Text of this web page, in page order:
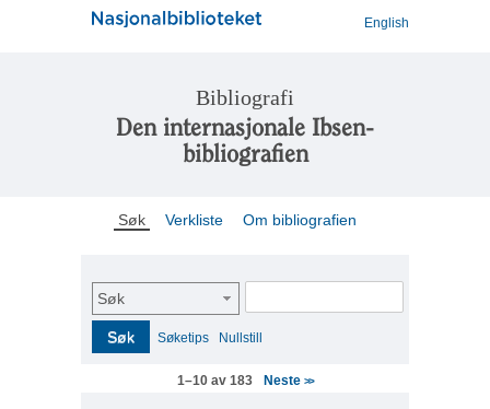
English
Bibliografi
Den internasjonale Ibsen-
bibliografien
Søk Verkliste Om bibliografien
Søk
Søk Søketips Nullstill
1–10 av 183 Neste >>